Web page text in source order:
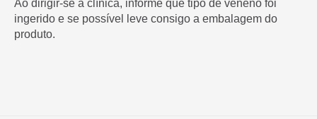
Ao dirigir-se à clínica, informe que tipo de veneno foi
ingerido e se possível leve consigo a embalagem do
produto.